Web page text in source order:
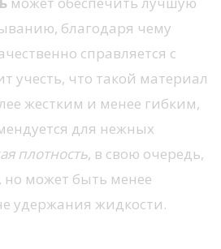
благодаря чему
справляется с
учесть, что такой материал
жестким и менее гибким,
для нежных
плотность, в свою очередь,
но может быть менее
удержания жидкости.